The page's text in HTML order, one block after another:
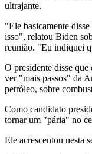
ultrajante.
"Ele basicamente
isso", relatou Biden
reunião. "Eu indiquei
O presidente disse que
ver "mais passos" da
petróleo, sobre
Como candidato
tornar um "pária" no
Ele acrescentou nesta